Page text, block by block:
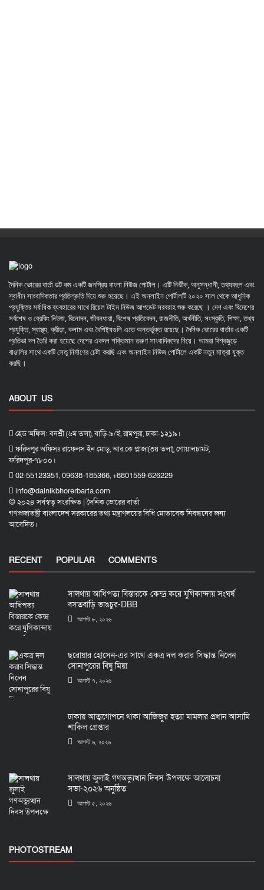
দৈনিক ভোরের বার্তা ডট কম একটি জনপ্রিয় বাংলা নিউজ পোর্টাল। এটি নির্ভীক, অনুসন্ধানী, তথ্যবহুল এবং
স্বাধীন সাংবাদিকতার প্রতিশ্রুতি দিয়ে শুরু হয়েছে। এই অনলাইন পোর্টালটি ২০২০ সাল থেকে আধুনিক
প্রযুক্তির সর্বাধিক ব্যবহারের সাথে রিয়েল টাইম নিউজ আপডেট সরবরাহ শুরু করেছে । দেশ এবং বিদেশের
সর্বশেষ ও ব্রেকিং নিউজ, বিনোদন, জীবনধারা, বিশেষ প্রতিবেদন, রাজনীতি, অর্থনীতি, সংস্কৃতি, শিক্ষা, তথ্য
প্রযুক্তি, স্বাস্থ্য, ক্রীড়া, কলাম এবং বৈশিষ্ট্যগুলি এতে অন্তর্ভুক্ত রয়েছে। দৈনিক ভোরের বার্তার একটি
প্রতিভা দল তৈরি করা হয়েছে দেশের একদল শক্তিমান তরুণ সাংবাদিকদের নিয়ে। আমরা বিশ্বজুড়ে
বাঙালির সাথে একটি সেতু নির্মাণের চেষ্টা করছি এবং অনলাইন নিউজ পোর্টালে একটি নতুন মাত্রা যুক্ত
করছি।
ABOUT US
হেড অফিস: বনশ্রী (৬ম তলা), বাড়ি-৯/ই, রামপুরা, ঢাকা-১২১৯।
ফরিদপুর অফিসঃ রাফেলস ইন মোড়, আর.কে প্লাজা(৩য় তলা), গোয়ালচামট,
ফরিদপুর-৭৮০০।
02-55123351, 09638-185366, +8801559-626229
info@dainikbhorerbarta.com
© ২০২৪ সর্বস্বত্ব সংরক্ষিত | দৈনিক ভোরের বার্তা
গণপ্রজাতন্ত্রী বাংলাদেশ সরকারের তথ্য মন্ত্রাণলয়ের বিধি মোতাবেক নিবন্ধনের জন্য
আবেদিত।
RECENT POPULAR COMMENTS
সালথায় আধিপত্য বিস্তারকে কেন্দ্র করে যুগিকান্দায় সংঘর্ষ
বসতবাড়ি ভাঙচুর-DBB
আগস্ট ৮, ২০২৬
ছরোয়ার হোসেন-এর সাথে একত্র দল করার সিদ্ধান্ত নিলেন
সোনাপুরের বিষু মিয়া
আগস্ট ৭, ২০২৬
ঢাকায় আত্মগোপনে থাকা আজিজুর হত্যা মামলার প্রধান আসামি
শাকিল গ্রেপ্তার
আগস্ট ৬, ২০২৬
সালথায় জুলাই গণঅভ্যুত্থান দিবস উপলক্ষে আলোচনা
সভা-২০২৬ অনুষ্ঠিত
আগস্ট ৫, ২০২৬
PHOTOSTREAM